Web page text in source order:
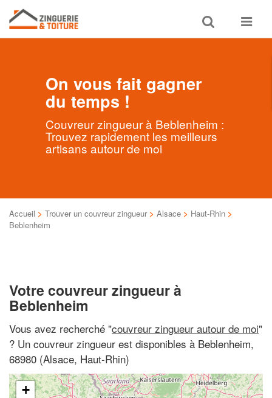
Toggle
search
Toggle
On vous fait gagner
du temps !
Couvreur zingueur à Beblenheim :
Trouvez rapidement les meilleurs
artisans autour de moi
Accueil > Trouver un couvreur zingueur > Alsace > Haut-Rhin >
Beblenheim
Votre couvreur zingueur à
Beblenheim
Vous avez recherché "couvreur zingueur autour de moi"
? Un couvreur zingueur est disponibles à Beblenheim,
68980 (Alsace, Haut-Rhin)
+